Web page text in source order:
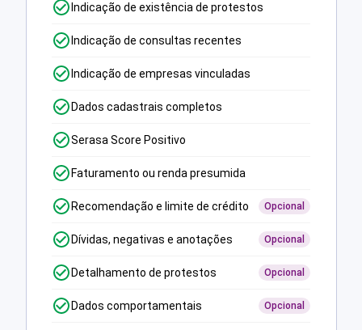
Indicação de existência de protestos
Indicação de consultas recentes
Indicação de empresas vinculadas
Dados cadastrais completos
Serasa Score Positivo
Faturamento ou renda presumida
Recomendação e limite de crédito Opcional
Dívidas, negativas e anotações Opcional
Detalhamento de protestos Opcional
Dados comportamentais Opcional